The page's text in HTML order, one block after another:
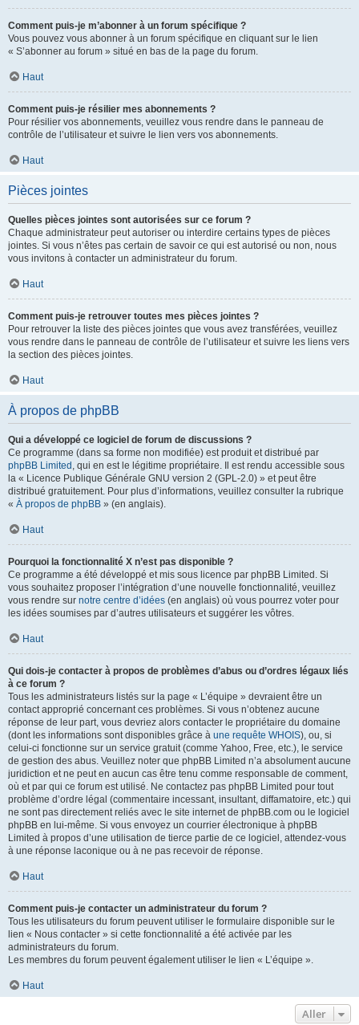
Comment puis-je m’abonner à un forum spécifique ?
Vous pouvez vous abonner à un forum spécifique en cliquant sur le lien
« S’abonner au forum » situé en bas de la page du forum.
Haut
Comment puis-je résilier mes abonnements ?
Pour résilier vos abonnements, veuillez vous rendre dans le panneau de
contrôle de l’utilisateur et suivre le lien vers vos abonnements.
Haut
Pièces jointes
Quelles pièces jointes sont autorisées sur ce forum ?
Chaque administrateur peut autoriser ou interdire certains types de pièces
jointes. Si vous n’êtes pas certain de savoir ce qui est autorisé ou non, nous
vous invitons à contacter un administrateur du forum.
Haut
Comment puis-je retrouver toutes mes pièces jointes ?
Pour retrouver la liste des pièces jointes que vous avez transférées, veuillez
vous rendre dans le panneau de contrôle de l’utilisateur et suivre les liens vers
la section des pièces jointes.
Haut
À propos de phpBB
Qui a développé ce logiciel de forum de discussions ?
Ce programme (dans sa forme non modifiée) est produit et distribué par
phpBB Limited , qui en est le légitime propriétaire. Il est rendu accessible sous
la « Licence Publique Générale GNU version 2 (GPL-2.0) » et peut être
distribué gratuitement. Pour plus d’informations, veuillez consulter la rubrique
« À propos de phpBB » (en anglais).
Haut
Pourquoi la fonctionnalité X n’est pas disponible ?
Ce programme a été développé et mis sous licence par phpBB Limited. Si
vous souhaitez proposer l’intégration d’une nouvelle fonctionnalité, veuillez
vous rendre sur notre centre d’idées (en anglais) où vous pourrez voter pour
les idées soumises par d’autres utilisateurs et suggérer les vôtres.
Haut
Qui dois-je contacter à propos de problèmes d’abus ou d’ordres légaux liés
à ce forum ?
Tous les administrateurs listés sur la page « L’équipe » devraient être un
contact approprié concernant ces problèmes. Si vous n’obtenez aucune
réponse de leur part, vous devriez alors contacter le propriétaire du domaine
(dont les informations sont disponibles grâce à une requête WHOIS), ou, si
celui-ci fonctionne sur un service gratuit (comme Yahoo, Free, etc.), le service
de gestion des abus. Veuillez noter que phpBB Limited n’a absolument aucune
juridiction et ne peut en aucun cas être tenu comme responsable de comment,
où et par qui ce forum est utilisé. Ne contactez pas phpBB Limited pour tout
problème d’ordre légal (commentaire incessant, insultant, diffamatoire, etc.) qui
ne sont pas directement reliés avec le site internet de phpBB.com ou le logiciel
phpBB en lui-même. Si vous envoyez un courrier électronique à phpBB
Limited à propos d’une utilisation de tierce partie de ce logiciel, attendez-vous
à une réponse laconique ou à ne pas recevoir de réponse.
Haut
Comment puis-je contacter un administrateur du forum ?
Tous les utilisateurs du forum peuvent utiliser le formulaire disponible sur le
lien « Nous contacter » si cette fonctionnalité a été activée par les
administrateurs du forum.
Les membres du forum peuvent également utiliser le lien « L’équipe ».
Haut
Aller